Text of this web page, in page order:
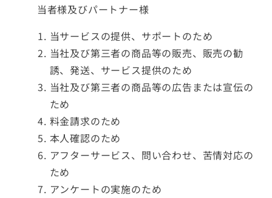
当者様及びパートナー様
当サービスの提供、サポートのため
当社及び第三者の商品等の販売、販売の勧
誘、発送、サービス提供のため
当社及び第三者の商品等の広告または宣伝の
ため
料金請求のため
本人確認のため
アフターサービス、問い合わせ、苦情対応の
ため
アンケートの実施のため